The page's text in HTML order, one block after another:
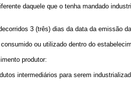
daquele que o tenha mandado
decorridos 3 (três) dias da data da
consumido ou utilizado dentro do
produtor:
intermediários para serem